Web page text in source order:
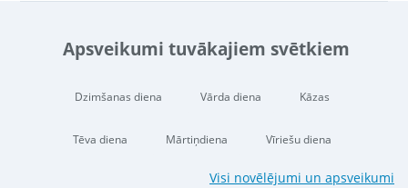
Apsveikumi tuvākajiem svētkiem
Dzimšanas diena Vārda diena Kāzas
Tēva diena Mārtiņdiena Vīriešu diena
Visi novēlējumi un apsveikumi